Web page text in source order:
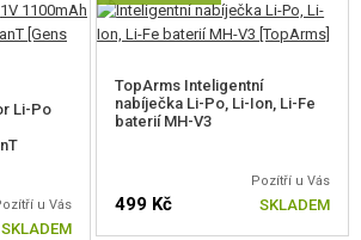
tyto vnitřní upgrade díly
Kestrel V2 Basic s mikrospínačem a nízko-
s kuličkovým ložiskem
Li-Po
u Vás
SKLADEM
TopArms Inteligentní
nabíječka Li-Po, Li-Ion, Li-Fe
baterií MH-V3
Pozítří u Vás
499 Kč SKLADEM